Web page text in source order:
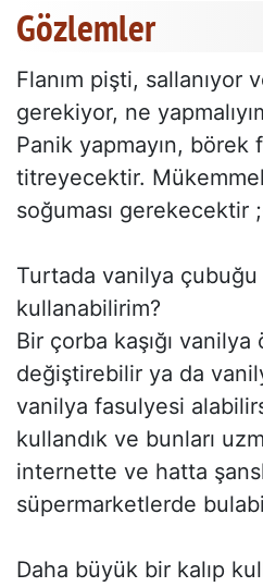
Gözlemler
Flanım pişti, sallanıyor
gerekiyor, ne
Panik yapmayın, börek
titreyecektir.
soğuması gerekecektir
Turtada vanilya
kullanabilirim?
Bir çorba kaşığı
değiştirebilir ya da
vanilya fasulyesi
kullandık ve bunları
internette ve hatta
süpermarketlerde
Daha büyük bir kalıp